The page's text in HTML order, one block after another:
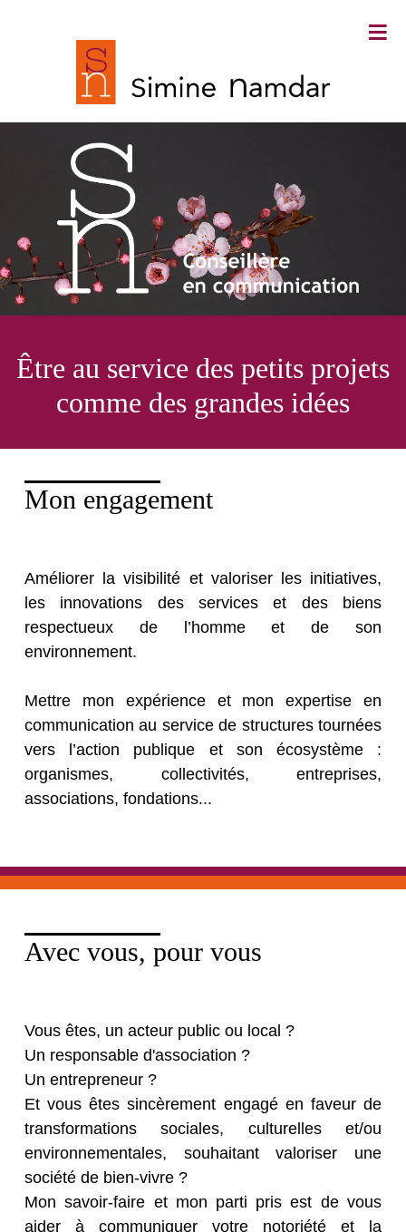
Simine Namdar ∙ Conseillère en
communication
Être au service des petits projets
comme des grandes idées
Mon engagement
Améliorer la visibilité et valoriser les initiatives,
les innovations des services et des biens
respectueux de l’homme et de son
environnement.
Mettre mon expérience et mon expertise en
communication au service de structures tournées
vers l’action publique et son écosystème :
organismes, collectivités, entreprises,
associations, fondations...
Avec vous, pour vous
Vous êtes, un acteur public ou local ?
Un responsable d'association ?
Un entrepreneur ?
Et vous êtes sincèrement engagé en faveur de
transformations sociales, culturelles et/ou
environnementales, souhaitant valoriser une
société de bien-vivre ?
Mon savoir-faire et mon parti pris est de vous
aider à communiquer votre notoriété et la
≡